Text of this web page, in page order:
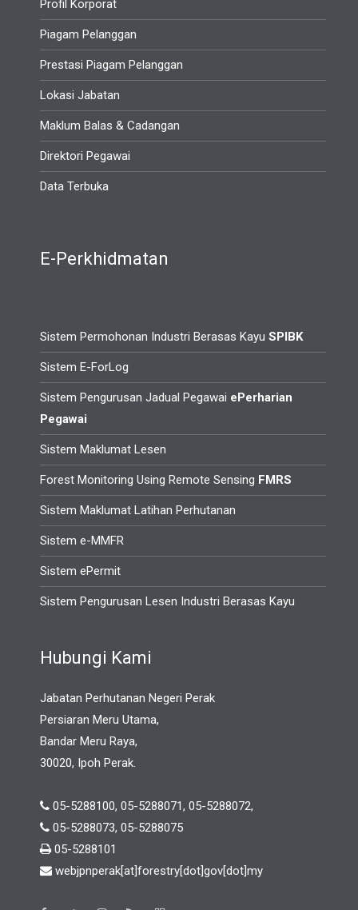
Profil Korporat
Piagam Pelanggan
Prestasi Piagam Pelanggan
Lokasi Jabatan
Maklum Balas & Cadangan
Direktori Pegawai
Data Terbuka
E-Perkhidmatan
Sistem Permohonan Industri Berasas Kayu SPIBK
Sistem E-ForLog
Sistem Pengurusan Jadual Pegawai ePerharian
Pegawai
Sistem Maklumat Lesen
Forest Monitoring Using Remote Sensing FMRS
Sistem Maklumat Latihan Perhutanan
Sistem e-MMFR
Sistem ePermit
Sistem Pengurusan Lesen Industri Berasas Kayu
Hubungi Kami
Jabatan Perhutanan Negeri Perak
Persiaran Meru Utama,
Bandar Meru Raya,
30020, Ipoh Perak.
05-5288100, 05-5288071, 05-5288072,
05-5288073, 05-5288075
05-5288101
webjpnperak[at]forestry[dot]gov[dot]my